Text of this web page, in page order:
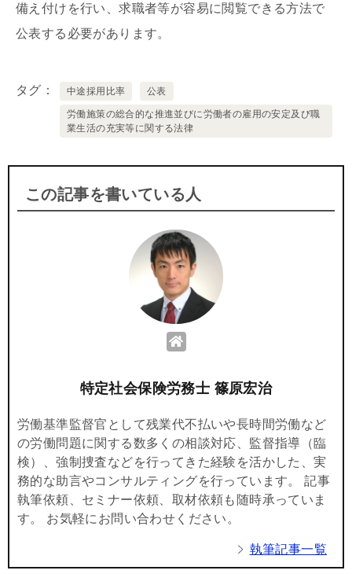
備え付けを行い、求職者等が容易に閲覧できる方法で
公表する必要があります。
タグ 中途採用比率 公表
労働施策の総合的な推進並びに労働者の雇用の安定及び職
業生活の充実等に関する法律
この記事を書いている人
特定社会保険労務士 篠原宏治
労働基準監督官として残業代不払いや長時間労働など
の労働問題に関する数多くの相談対応、監督指導（臨
検）、強制捜査などを行ってきた経験を活かした、実
務的な助言やコンサルティングを行っています。 記事
執筆依頼、セミナー依頼、取材依頼も随時承っていま
す。 お気軽にお問い合わせください。
執筆記事一覧